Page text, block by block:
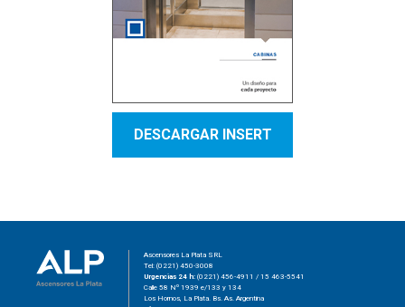
DESCARGAR INSERT
Ascensores La Plata SRL
Tel: (0221) 450-3008
Urgencias 24 h: (0221) 456-4911 / 15 463-5541
Calle 58 Nº 1939 e/133 y 134
Los Hornos, La Plata. Bs. As. Argentina